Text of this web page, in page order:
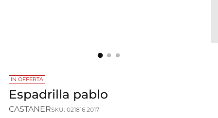
IN OFFERTA
Espadrilla pablo
CASTANERSKU: 021816 2017